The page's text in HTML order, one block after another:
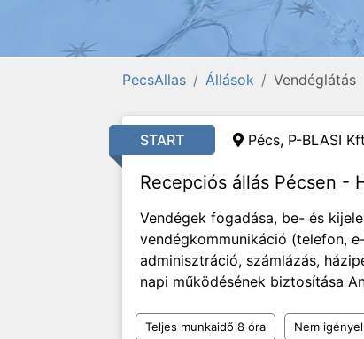
PecsAllas Állások Vendéglátás
START Pécs, P-BLASI
Recepciós állás Pécsen -
Vendégek fogadása, be- és
vendégkommunikáció (telefon,
adminisztráció, számlázás,
napi működésének biztosítása
Teljes munkaidő 8 óra Nem